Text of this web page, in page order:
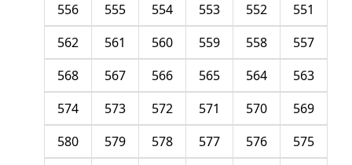
551
552
553
554
555
556
557
558
559
560
561
562
563
564
565
566
567
568
569
570
571
572
573
574
575
576
577
578
579
580